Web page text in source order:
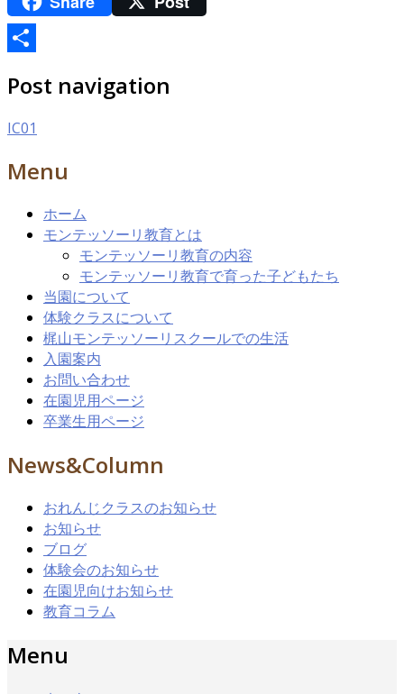
有
Post navigation
IC01
Menu
ホーム
モンテッソーリ教育とは
モンテッソーリ教育の内容
モンテッソーリ教育で育った子どもたち
当園について
体験クラスについて
梶山モンテッソーリスクールでの生活
入園案内
お問い合わせ
在園児用ページ
卒業生用ページ
News&Column
おれんじクラスのお知らせ
お知らせ
ブログ
体験会のお知らせ
在園児向けお知らせ
教育コラム
Menu